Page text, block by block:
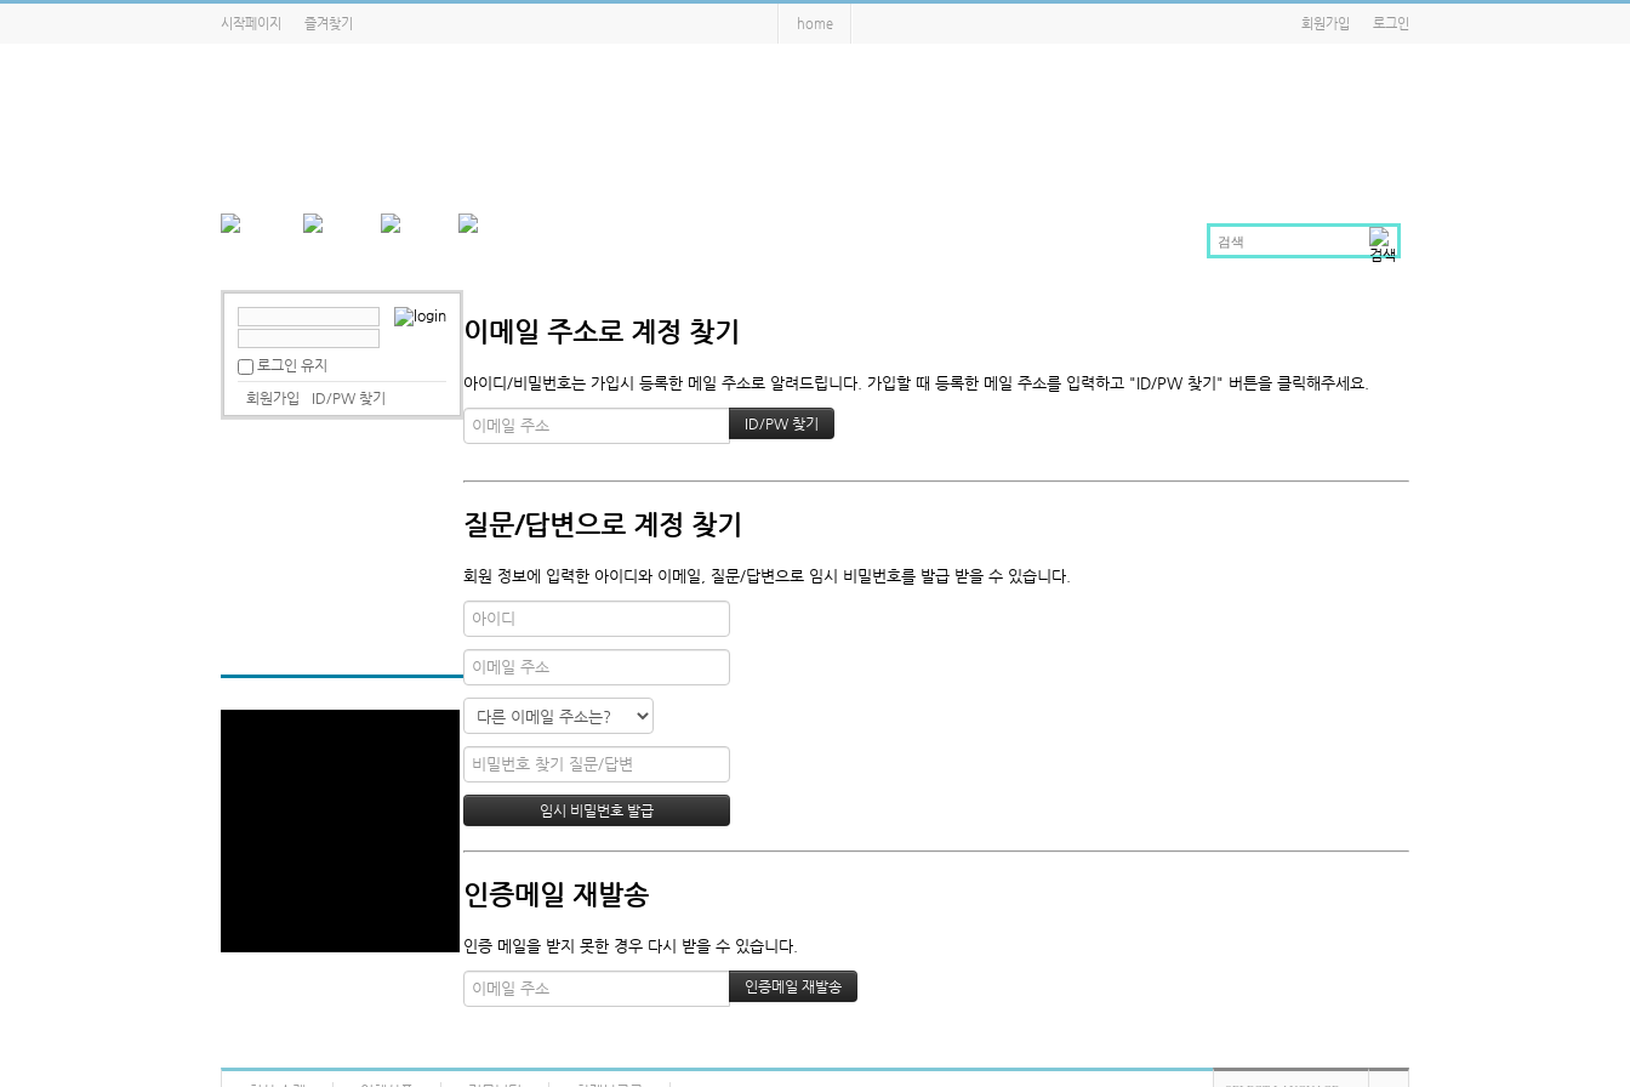
시작페이지 즐겨찾기 home 회원가입 로그인
이메일 주소로 계정 찾기
아이디/비밀번호는 가입시 등록한 메일 주소로 알려드립니다. 가입할 때 등록한 메일 주소를 입력하고 "ID/PW 찾기" 버튼을 클릭해주세요.
질문/답변으로 계정 찾기
회원 정보에 입력한 아이디와 이메일, 질문/답변으로 임시 비밀번호를 발급 받을 수 있습니다.
인증메일 재발송
인증 메일을 받지 못한 경우 다시 받을 수 있습니다.
로그인 유지
회원가입
ID/PW 찾기